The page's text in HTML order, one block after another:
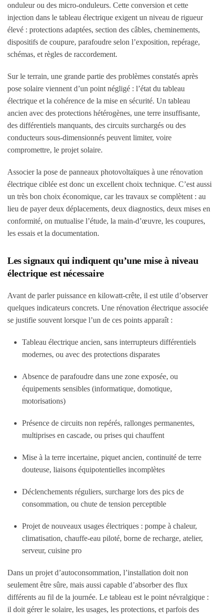
onduleur ou des micro-onduleurs. Cette conversion et cette
injection dans le tableau électrique exigent un niveau de rigueur
élevé : protections adaptées, section des câbles, cheminements,
dispositifs de coupure, parafoudre selon l’exposition, repérage,
schémas, et règles de raccordement.
Sur le terrain, une grande partie des problèmes constatés après
pose solaire viennent d’un point négligé : l’état du tableau
électrique et la cohérence de la mise en sécurité. Un tableau
ancien avec des protections hétérogènes, une terre insuffisante,
des différentiels manquants, des circuits surchargés ou des
conducteurs sous-dimensionnés peuvent limiter, voire
compromettre, le projet solaire.
Associer la pose de panneaux photovoltaïques à une rénovation
électrique ciblée est donc un excellent choix technique. C’est aussi
un très bon choix économique, car les travaux se complètent : au
lieu de payer deux déplacements, deux diagnostics, deux mises en
conformité, on mutualise l’étude, la main-d’œuvre, les coupures,
les essais et la documentation.
Les signaux qui indiquent qu’une mise à niveau
électrique est nécessaire
Avant de parler puissance en kilowatt-crête, il est utile d’observer
quelques indicateurs concrets. Une rénovation électrique associée
se justifie souvent lorsque l’un de ces points apparaît :
Tableau électrique ancien, sans interrupteurs différentiels
modernes, ou avec des protections disparates
Absence de parafoudre dans une zone exposée, ou
équipements sensibles (informatique, domotique,
motorisations)
Présence de circuits non repérés, rallonges permanentes,
multiprises en cascade, ou prises qui chauffent
Mise à la terre incertaine, piquet ancien, continuité de terre
douteuse, liaisons équipotentielles incomplètes
Déclenchements réguliers, surcharge lors des pics de
consommation, ou chute de tension perceptible
Projet de nouveaux usages électriques : pompe à chaleur,
climatisation, chauffe-eau piloté, borne de recharge, atelier,
serveur, cuisine pro
Dans un projet d’autoconsommation, l’installation doit non
seulement être sûre, mais aussi capable d’absorber des flux
différents au fil de la journée. Le tableau est le point névralgique :
il doit gérer le solaire, les usages, les protections, et parfois des